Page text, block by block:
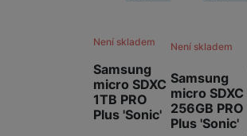
Samsung
micro SDXC
1TB PRO
Plus 'Sonic'
Není skladem
Samsung
micro SDXC
256GB PRO
Plus 'Sonic'
Není skladem